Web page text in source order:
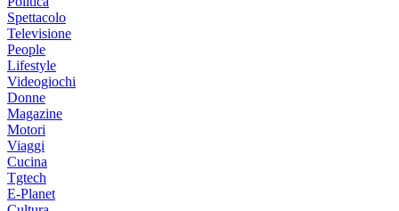
Spettacolo
Televisione
People
Lifestyle
Videogiochi
Donne
Magazine
Motori
Viaggi
Cucina
Tgtech
E-Planet